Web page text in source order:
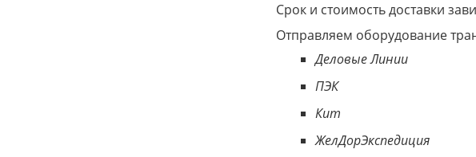
Срок и стоимость доставки
Отправляем оборудование
Деловые Линии
ПЭК
Кит
ЖелДорЭкспедиция